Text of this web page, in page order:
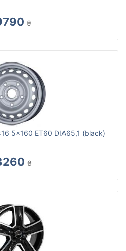
₴
5x160 ET60 DIA65,1 (black)
₴